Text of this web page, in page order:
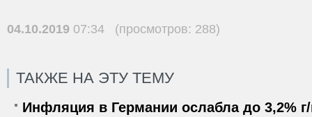
04.10.2019 07:34 (просмотров: 288)
ТАКЖЕ НА ЭТУ ТЕМУ
Инфляция в Германии ослабла до 3,2%